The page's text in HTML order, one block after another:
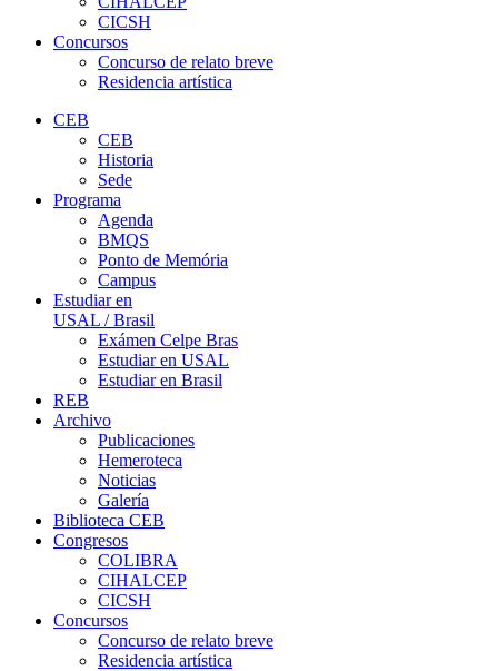
CICSH
Concursos
Concurso de relato breve
Residencia artística
CEB
CEB
Historia
Sede
Programa
Agenda
BMQS
Ponto de Memória
Campus
Estudiar en
USAL / Brasil
Exámen Celpe Bras
Estudiar en USAL
Estudiar en Brasil
REB
Archivo
Publicaciones
Hemeroteca
Noticias
Galería
Biblioteca CEB
Congresos
COLIBRA
CIHALCEP
CICSH
Concursos
Concurso de relato breve
Residencia artística